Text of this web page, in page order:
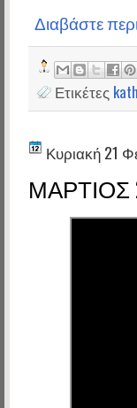
Διαβάστε
Ετικέτες
Κυριακή 21
ΜΑΡΤΙΟΣ